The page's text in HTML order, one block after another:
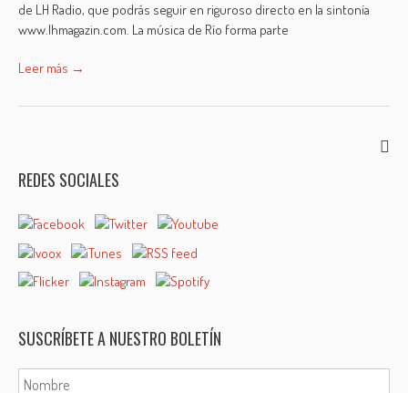
de LH Radio, que podrás seguir en riguroso directo en la sintonía
www.lhmagazin.com. La música de Río forma parte
Leer más →
REDES SOCIALES
SUSCRÍBETE A NUESTRO BOLETÍN